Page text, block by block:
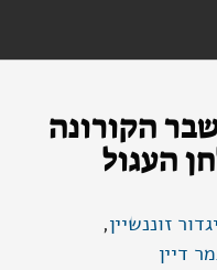
הקורונה
העגול
זוננשיין,
דיין